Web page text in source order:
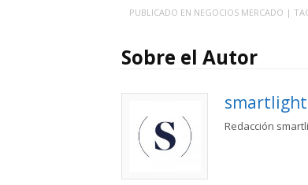
PUBLICADO EN NEGOCIOS MERCADO |
Sobre el Autor
Redacción